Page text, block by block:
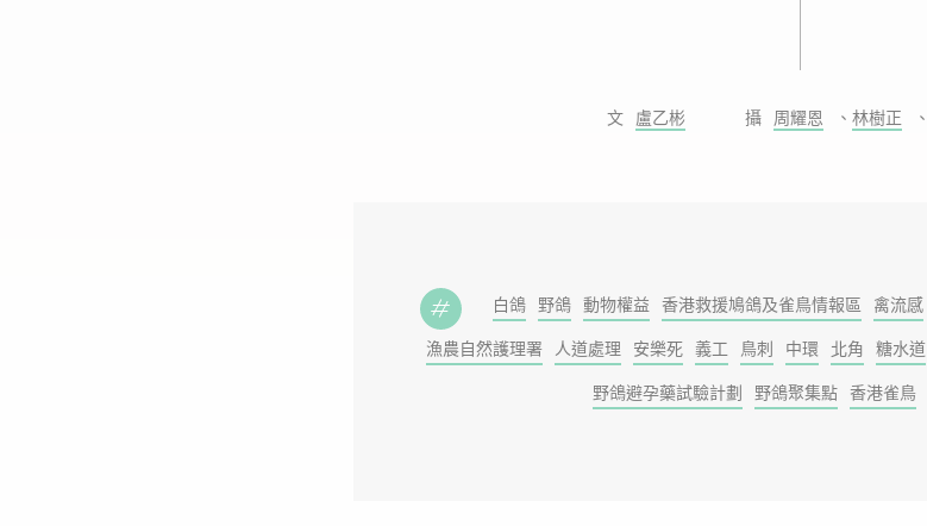
盧乙彬 周耀恩 、 林樹正 、
白鴿 野鴿 動物權益 香港救援鳩鴿及雀鳥情報區 禽流感
漁農自然護理署 人道處理 安樂死 義工 鳥刺 中環 北角 糖水道
野鴿避孕藥試驗計劃 野鴿聚集點 香港雀鳥